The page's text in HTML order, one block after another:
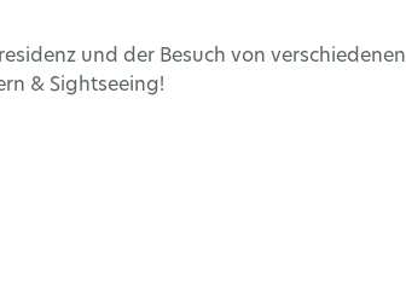
und der Besuch von verschiedenen
& Sightseeing!